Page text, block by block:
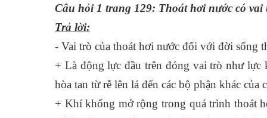
Câu hỏi 1 trang 129: Thoát hơi nước có
Trả lời:
- Vai trò của thoát hơi nước đối với đời sống
+ Là động lực đầu trên đóng vai trò như lực
hòa tan từ rễ lên lá đến các bộ phận khác của
+ Khí khổng mở rộng trong quá trình thoát